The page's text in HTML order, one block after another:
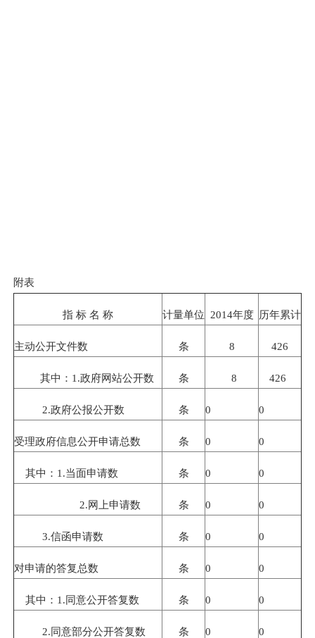
附表
指 标 名 称 计量单位 2014年度 历年累计
主动公开文件数 条 8 426
其中： 1.政府网站公开数 条 8 426
2.政府公报公开数 条 0 0
受理政府信息公开申请总数 条 0 0
其中： 1.当面申请数 条 0 0
2.网上申请数 条 0 0
3.信函申请数 条 0 0
对申请的答复总数 条 0 0
其中： 1.同意公开答复数 条 0 0
2.同意部分公开答复数 条 0 0